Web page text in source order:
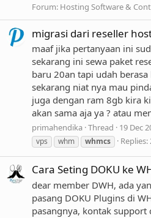
Forum: Hosting Software &
migrasi dari reseller
maaf jika pertanyaan ini
sekarang ini sewa paket
baru 20an tapi udah
sekarang niat nya mau
juga dengan ram 8gb kira
akan sama aja ya ? atau
primahendika Thread 19 Dec
vps
whm whmcs Replies:
Cara Seting DOKU ke
dear member DWH, ada
pasang DOKU Plugins di
pasangnya, kontak support